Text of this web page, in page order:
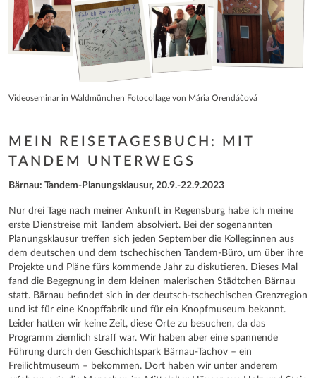
Videoseminar in Waldmünchen Fotocollage von Mária Orendáčová
MEIN REISETAGESBUCH: MIT
TANDEM UNTERWEGS
Bärnau: Tandem-Planungsklausur, 20.9.-22.9.2023
Nur drei Tage nach meiner Ankunft in Regensburg habe ich meine
erste Dienstreise mit Tandem absolviert. Bei der sogenannten
Planungsklausur treffen sich jeden September die Kolleg:innen aus
dem deutschen und dem tschechischen Tandem-Büro, um über ihre
Projekte und Pläne fürs kommende Jahr zu diskutieren. Dieses Mal
fand die Begegnung in dem kleinen malerischen Städtchen Bärnau
statt. Bärnau befindet sich in der deutsch-tschechischen Grenzregion
und ist für eine Knopffabrik und für ein Knopfmuseum bekannt.
Leider hatten wir keine Zeit, diese Orte zu besuchen, da das
Programm ziemlich straff war. Wir haben aber eine spannende
Führung durch den Geschichtspark Bärnau-Tachov – ein
Freilichtmuseum – bekommen. Dort haben wir unter anderem